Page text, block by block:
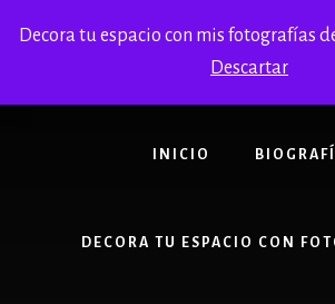
Decora tu espacio con mis fotografías
Descartar
INICIO
DECORA TU ESPACIO CON